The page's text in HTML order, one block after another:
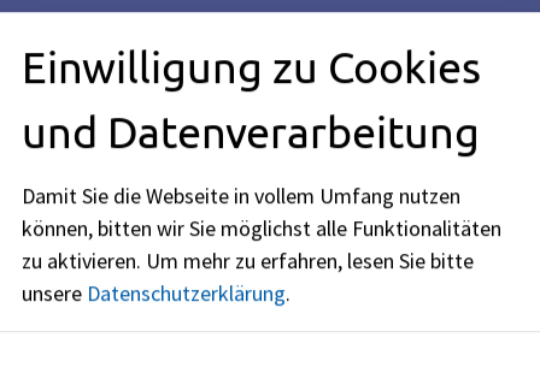
Gibt es einen Anschlusszwang an Nah- oder
Fernwärme?
Mit welchem Energieträger wird die Nah- und
Welche Wärmeversorgungsarten stehen mir
zur Verfügung/sind erlaubt?
Einwilligung zu Cookies
und Datenverarbeitung
Damit Sie die Webseite in vollem Umfang nutzen
können, bitten wir Sie möglichst alle Funktionalitäten
zu aktivieren. Um mehr zu erfahren, lesen Sie bitte
unsere Datenschutzerklärung.